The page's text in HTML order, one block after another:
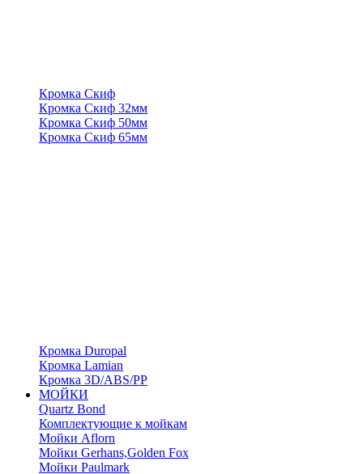
Кромка Скиф
Кромка Скиф 32мм
Кромка Скиф 50мм
Кромка Скиф 65мм
Кромка Duropal
Кромка Lamian
Кромка 3D/ABS/PP
МОЙКИ
Quartz Bond
Комплектующие к мойкам
Мойки Aflorn
Мойки Gerhans,Golden Fox
Мойки Paulmark